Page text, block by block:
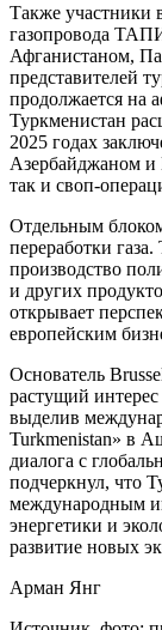
Также участники
газопровода
Афганистаном,
представителей
продолжается на
Туркменистан
2025 годах
Азербайджаном и
так и своп-
Отдельным
переработки
производство
и других
открывает
европейским
Основатель
растущий
выделив
Turkmenistan» в
диалога с
подчеркнул, что
международным
энергетики и
развитие новых
Арман Янг